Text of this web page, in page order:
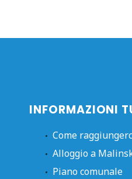
INFORMAZIONI
Come
Alloggio a
Piano comunale